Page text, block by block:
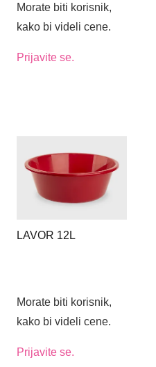
Morate biti korisnik,
kako bi videli cene.
Prijavite se.
LAVOR 12L
Morate biti korisnik,
kako bi videli cene.
Prijavite se.